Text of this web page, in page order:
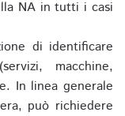
NA in tutti i casi
di identificare
macchine,
In linea generale
può richiedere